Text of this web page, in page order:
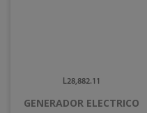
GENERADOR ELECTRICO
L28,882.11